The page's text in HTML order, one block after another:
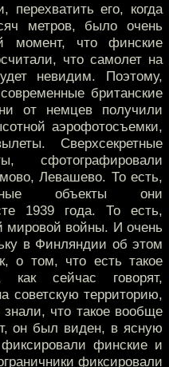
перехватить его, когда
метров, было очень
момент, что финские
что самолет на
невидим. Поэтому,
британские
от немцев получили
аэрофотосъемки,
Сверхсекретные
сфотографировали
Левашево. То есть,
объекты они
1939 года. То есть,
мировой войны. И очень
в Финляндии об этом
о том, что есть такое
как сейчас говорят,
советскую территорию,
что такое вообще
он был виден, в ясную
финские и
фиксировали